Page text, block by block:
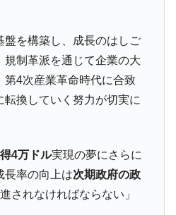
韓国の公務員個人をターゲット
ーパン問題は合衆国企業に対
調査船『白嶺』は先進技術の
盤を構築し、成長のはしご
規制革派を通じて企業の大
第4次産業革命時代に合致
換していく努力が切実に
4万ドル実現の夢にさらに
長率の向上は次期政府の政
されなければならない」